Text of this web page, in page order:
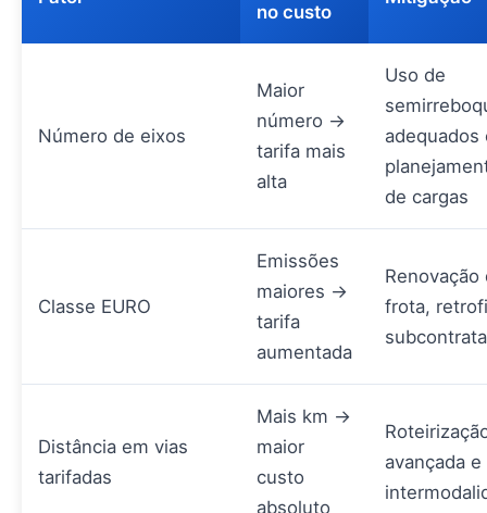
no custo
Número de eixos
Maior
número →
tarifa mais
alta
Uso de
adequados
de cargas
Classe EURO
Emissões
maiores →
tarifa
aumentada
Renovação
frota,
Distância em vias
tarifadas
Mais km →
maior
custo
absoluto
avançada e